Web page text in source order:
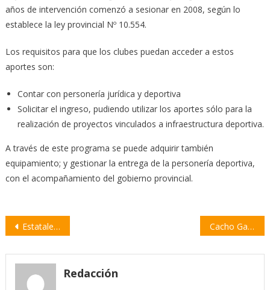
años de intervención comenzó a sesionar en 2008, según lo
establece la ley provincial Nº 10.554.
Los requisitos para que los clubes puedan acceder a estos
aportes son:
Contar con personería jurídica y deportiva
Solicitar el ingreso, pudiendo utilizar los aportes sólo para la
realización de proyectos vinculados a infraestructura deportiva.
A través de este programa se puede adquirir también
equipamiento; y gestionar la entrega de la personería deportiva,
con el acompañamiento del gobierno provincial.
Navegación
entradas
Estatales inician un paro de 48 horas en reclamo de recomposición salarial Cacho Garay presenta “Vamo’ re tomando” en la Sala San Martín
Redacción